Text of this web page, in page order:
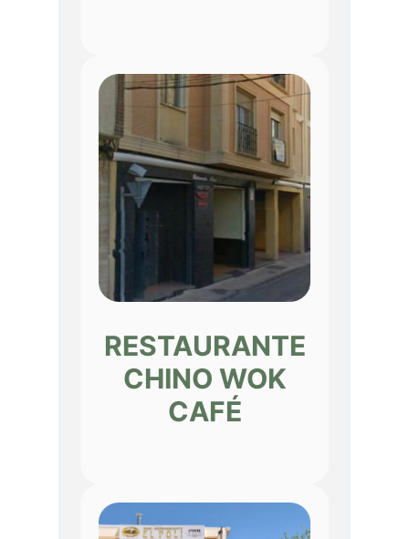
RESTAURANTE
CHINO WOK
CAFÉ